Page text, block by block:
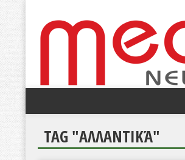
TAG "ΑΛΛΑΝΤΙΚΆ"